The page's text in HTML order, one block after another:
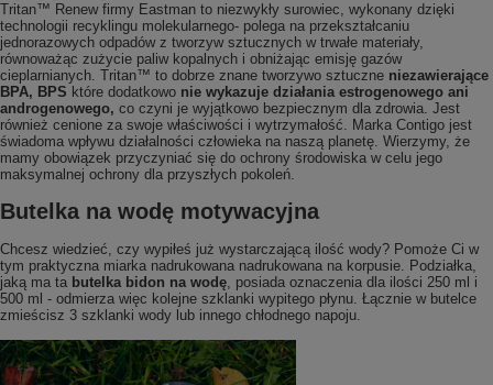
Tritan™ Renew firmy Eastman to niezwykły surowiec, wykonany dzięki
technologii recyklingu molekularnego- polega na przekształcaniu
jednorazowych odpadów z tworzyw sztucznych w trwałe materiały,
równoważąc zużycie paliw kopalnych i obniżając emisję gazów
cieplarnianych. Tritan™ to dobrze znane tworzywo sztuczne niezawierające
BPA, BPS które dodatkowo nie wykazuje działania estrogenowego ani
androgenowego, co czyni je wyjątkowo bezpiecznym dla zdrowia. Jest
również cenione za swoje właściwości i wytrzymałość. Marka Contigo jest
świadoma wpływu działalności człowieka na naszą planetę. Wierzymy, że
mamy obowiązek przyczyniać się do ochrony środowiska w celu jego
maksymalnej ochrony dla przyszłych pokoleń.
Butelka na wodę motywacyjna
Chcesz wiedzieć, czy wypiłeś już wystarczającą ilość wody? Pomoże Ci w
tym praktyczna miarka nadrukowana nadrukowana na korpusie. Podziałka,
jaką ma ta butelka bidon na wodę, posiada oznaczenia dla ilości 250 ml i
500 ml - odmierza więc kolejne szklanki wypitego płynu. Łącznie w butelce
zmieścisz 3 szklanki wody lub innego chłodnego napoju.